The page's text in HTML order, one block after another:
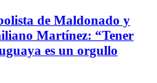
de Maldonado y
Martínez: “Tener
es un orgullo